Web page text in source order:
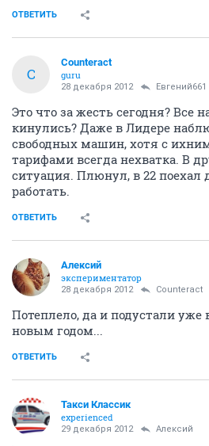
ОТВЕТИТЬ
C
Counteract
guru
28 декабря 2012 Евгений661
Это что за жесть сегодня? Все
кинулись? Даже в Лидере
свободных машин, хотя с
тарифами всегда нехватка. В
ситуация. Плюнул, в 22 поехал
работать.
ОТВЕТИТЬ
Алексий
экспериментатор
28 декабря 2012 Counteract
Потеплело, да и подустали уже
новым годом...
ОТВЕТИТЬ
Такси Классик
experienced
29 декабря 2012 Алексий